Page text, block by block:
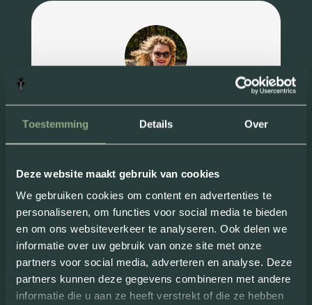
Toestemming Details Over
Deze website maakt gebruik van cookies
We gebruiken cookies om content en advertenties te
personaliseren, om functies voor social media te bieden
en om ons websiteverkeer te analyseren. Ook delen we
informatie over uw gebruik van onze site met onze
partners voor social media, adverteren en analyse. Deze
partners kunnen deze gegevens combineren met andere
informatie die u aan ze heeft verstrekt of die ze hebben
“Superleukuitje om met een groep te
doen. De E-choppers zitten fijn, zelfs
Review van: Milou Nielissen